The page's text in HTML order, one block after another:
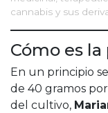
cannabis y sus
Cómo es
En un principio
de 40 gramos
del cultivo,